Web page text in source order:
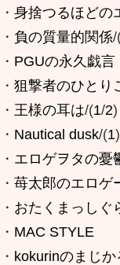
・ 身捨つるほどの
・ 負の質量的関係/
・ PGUの永久戯言
・ 狙撃者のひとり
・ 王様の耳は/(1/2)
・ Nautical dusk/(1)
・ エロゲヲタの憂
・ 苺太郎のエロゲ
・ おたくまっしぐ
・ MAC STYLE
・ kokurinのまじか